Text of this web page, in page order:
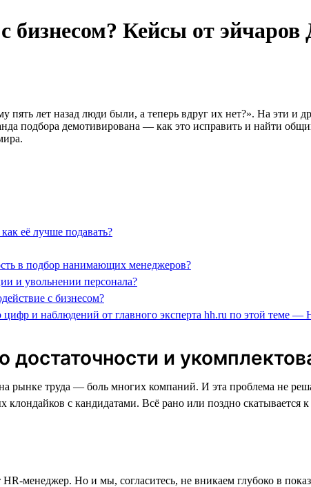
бизнесом? Кейсы от эйчаров
пять лет назад люди были, а теперь вдруг их нет?». На эти и
подбора демотивирована — как это исправить и найти
её лучше подавать?
в подбор нанимающих менеджеров?
и увольнении персонала?
с бизнесом?
и наблюдений от главного эксперта hh.ru по этой теме —
и
рынке труда — боль многих компаний. И эта проблема не
с кандидатами. Всё рано или поздно скатывается
менеджер. Но и мы, согласитесь, не вникаем глубоко в